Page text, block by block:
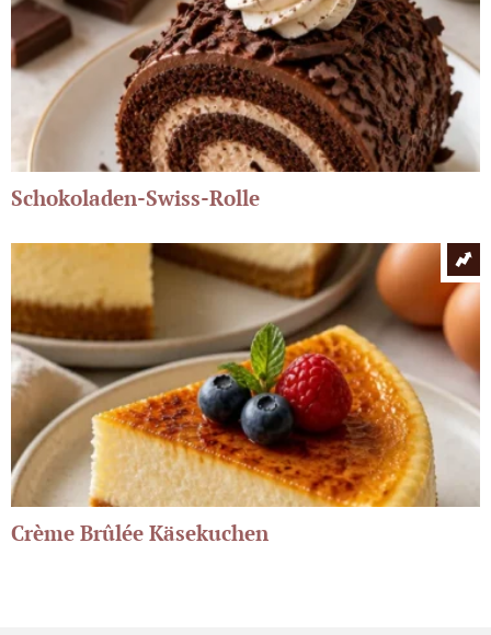
Schokoladen-Swiss-Rolle
Crème Brûlée Käsekuchen